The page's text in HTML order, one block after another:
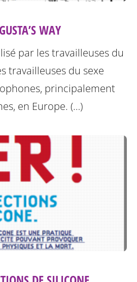
WAY
par les travailleuses du
travailleuses du sexe
principalement
en Europe. (…)